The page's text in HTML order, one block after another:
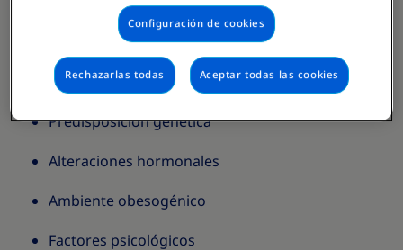
Esta enfermedad surge de la interacción entre
múltiples factores:
Predisposición genética
Alteraciones hormonales
Ambiente obesogénico
Factores psicológicos
Configuración de cookies
Rechazarlas todas Aceptar todas las cookies